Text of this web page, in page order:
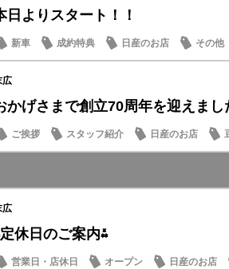
日よりスタート！！
新車 成約特典 日産のお店 その他
広
かげさまで創立70周年を迎えまし
ご挨拶 スタッフ紹介 日産のお店
広
休日のご案内⁂
営業日・店休日 オープン 日産のお店